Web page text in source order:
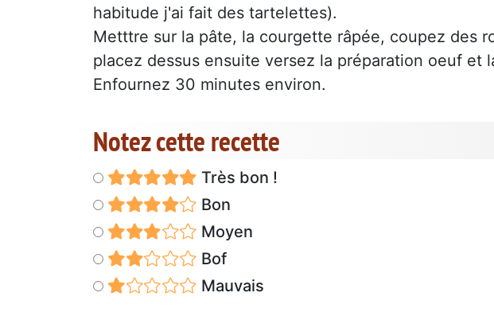
habitude j'ai fait des tartelettes).
Metttre sur la pâte, la courgette râpée, coupez des
placez dessus ensuite versez la préparation oeuf et
Enfournez 30 minutes environ.
Notez cette recette
Très bon !
Bon
Moyen
Bof
Mauvais